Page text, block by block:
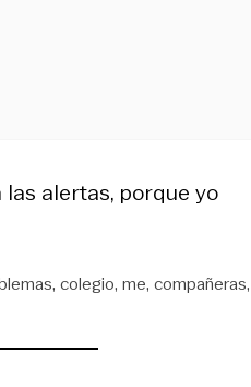
alertas, porque yo
colegio me compañeras